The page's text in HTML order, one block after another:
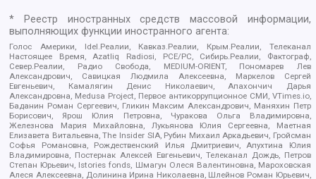
* Реестр иностранных средств массовой информации,
выполняющих функции иностранного агента:
Голос Америки, Idel.Реалии, Кавказ.Реалии, Крым.Реалии, Телеканал
Настоящее Время, Azatliq Radiosi, PCE/PC, Сибирь.Реалии, Фактограф,
Север.Реалии, Радио Свобода, MEDIUM-ORIENT, Пономарев Лев
Александрович, Савицкая Людмила Алексеевна, Маркелов Сергей
Евгеньевич, Камалягин Денис Николаевич, Апахончич Дарья
Александровна, Medusa Project, Первое антикоррупционное СМИ, VTimes.io,
Баданин Роман Сергеевич, Гликин Максим Александрович, Маняхин Петр
Борисович, Ярош Юлия Петровна, Чуракова Ольга Владимировна,
Железнова Мария Михайловна, Лукьянова Юлия Сергеевна, Маетная
Елизавета Витальевна, The Insider SIA, Рубин Михаил Аркадьевич, Гройсман
Софья Романовна, Рождественский Илья Дмитриевич, Апухтина Юлия
Владимировна, Постернак Алексей Евгеньевич, Телеканал Дождь, Петров
Степан Юрьевич, Istories fonds, Шмагун Олеся Валентиновна, Мароховская
Алеся Алексеевна, Долинина Ирина Николаевна, Шлейнов Роман Юрьевич,